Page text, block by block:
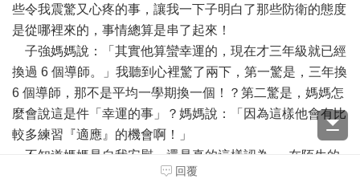
些令我震驚又心疼的事，讓我一下子明白了那些防衛的態度
是從哪裡來的，事情總算是串了起來！
子強媽媽說：「其實他算蠻幸運的，現在才三年級就已經
換過 6 個導師。」我聽到心裡驚了兩下，第一驚是，三年換
6 個導師，那不是平均一學期換一個！？第二驚是，媽媽怎
麼會說這是件「幸運的事」？媽媽說：「因為這樣他會有比
較多練習『適應』的機會啊！」
不知道媽媽是自我安慰，還是真的這樣認為 … 在陌生的
學校，陌生的環境裡，一學期換一個老師，會不會太沒有安
回覆